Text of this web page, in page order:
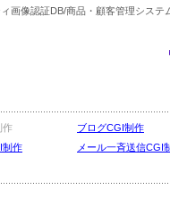
画像認証DB/商品・顧客管理システ
作
ブログCGI制作
制作
メール一斉送信CGI